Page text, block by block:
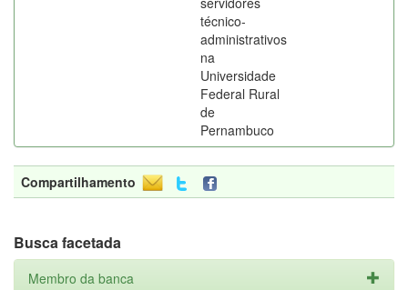
técnico-
administrativos
na
Universidade
Federal Rural
de
Pernambuco
Compartilhamento
Busca facetada
Membro da banca